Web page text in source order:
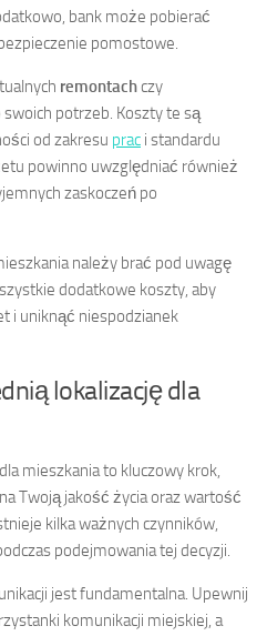
bank może pobierać
pomostowe.
remontachczy
potrzeb. Koszty te są
od zakresu prac i standardu
powinno uwzględniać również
zaskoczeń po
należy brać pod uwagę
dodatkowe koszty, aby
i uniknąć niespodzianek
lokalizację dla
mieszkania to kluczowy krok,
Twoją jakość życia oraz wartość
kilka ważnych czynników,
podejmowania tej decyzji.
jest fundamentalna. Upewnij
komunikacji miejskiej, a